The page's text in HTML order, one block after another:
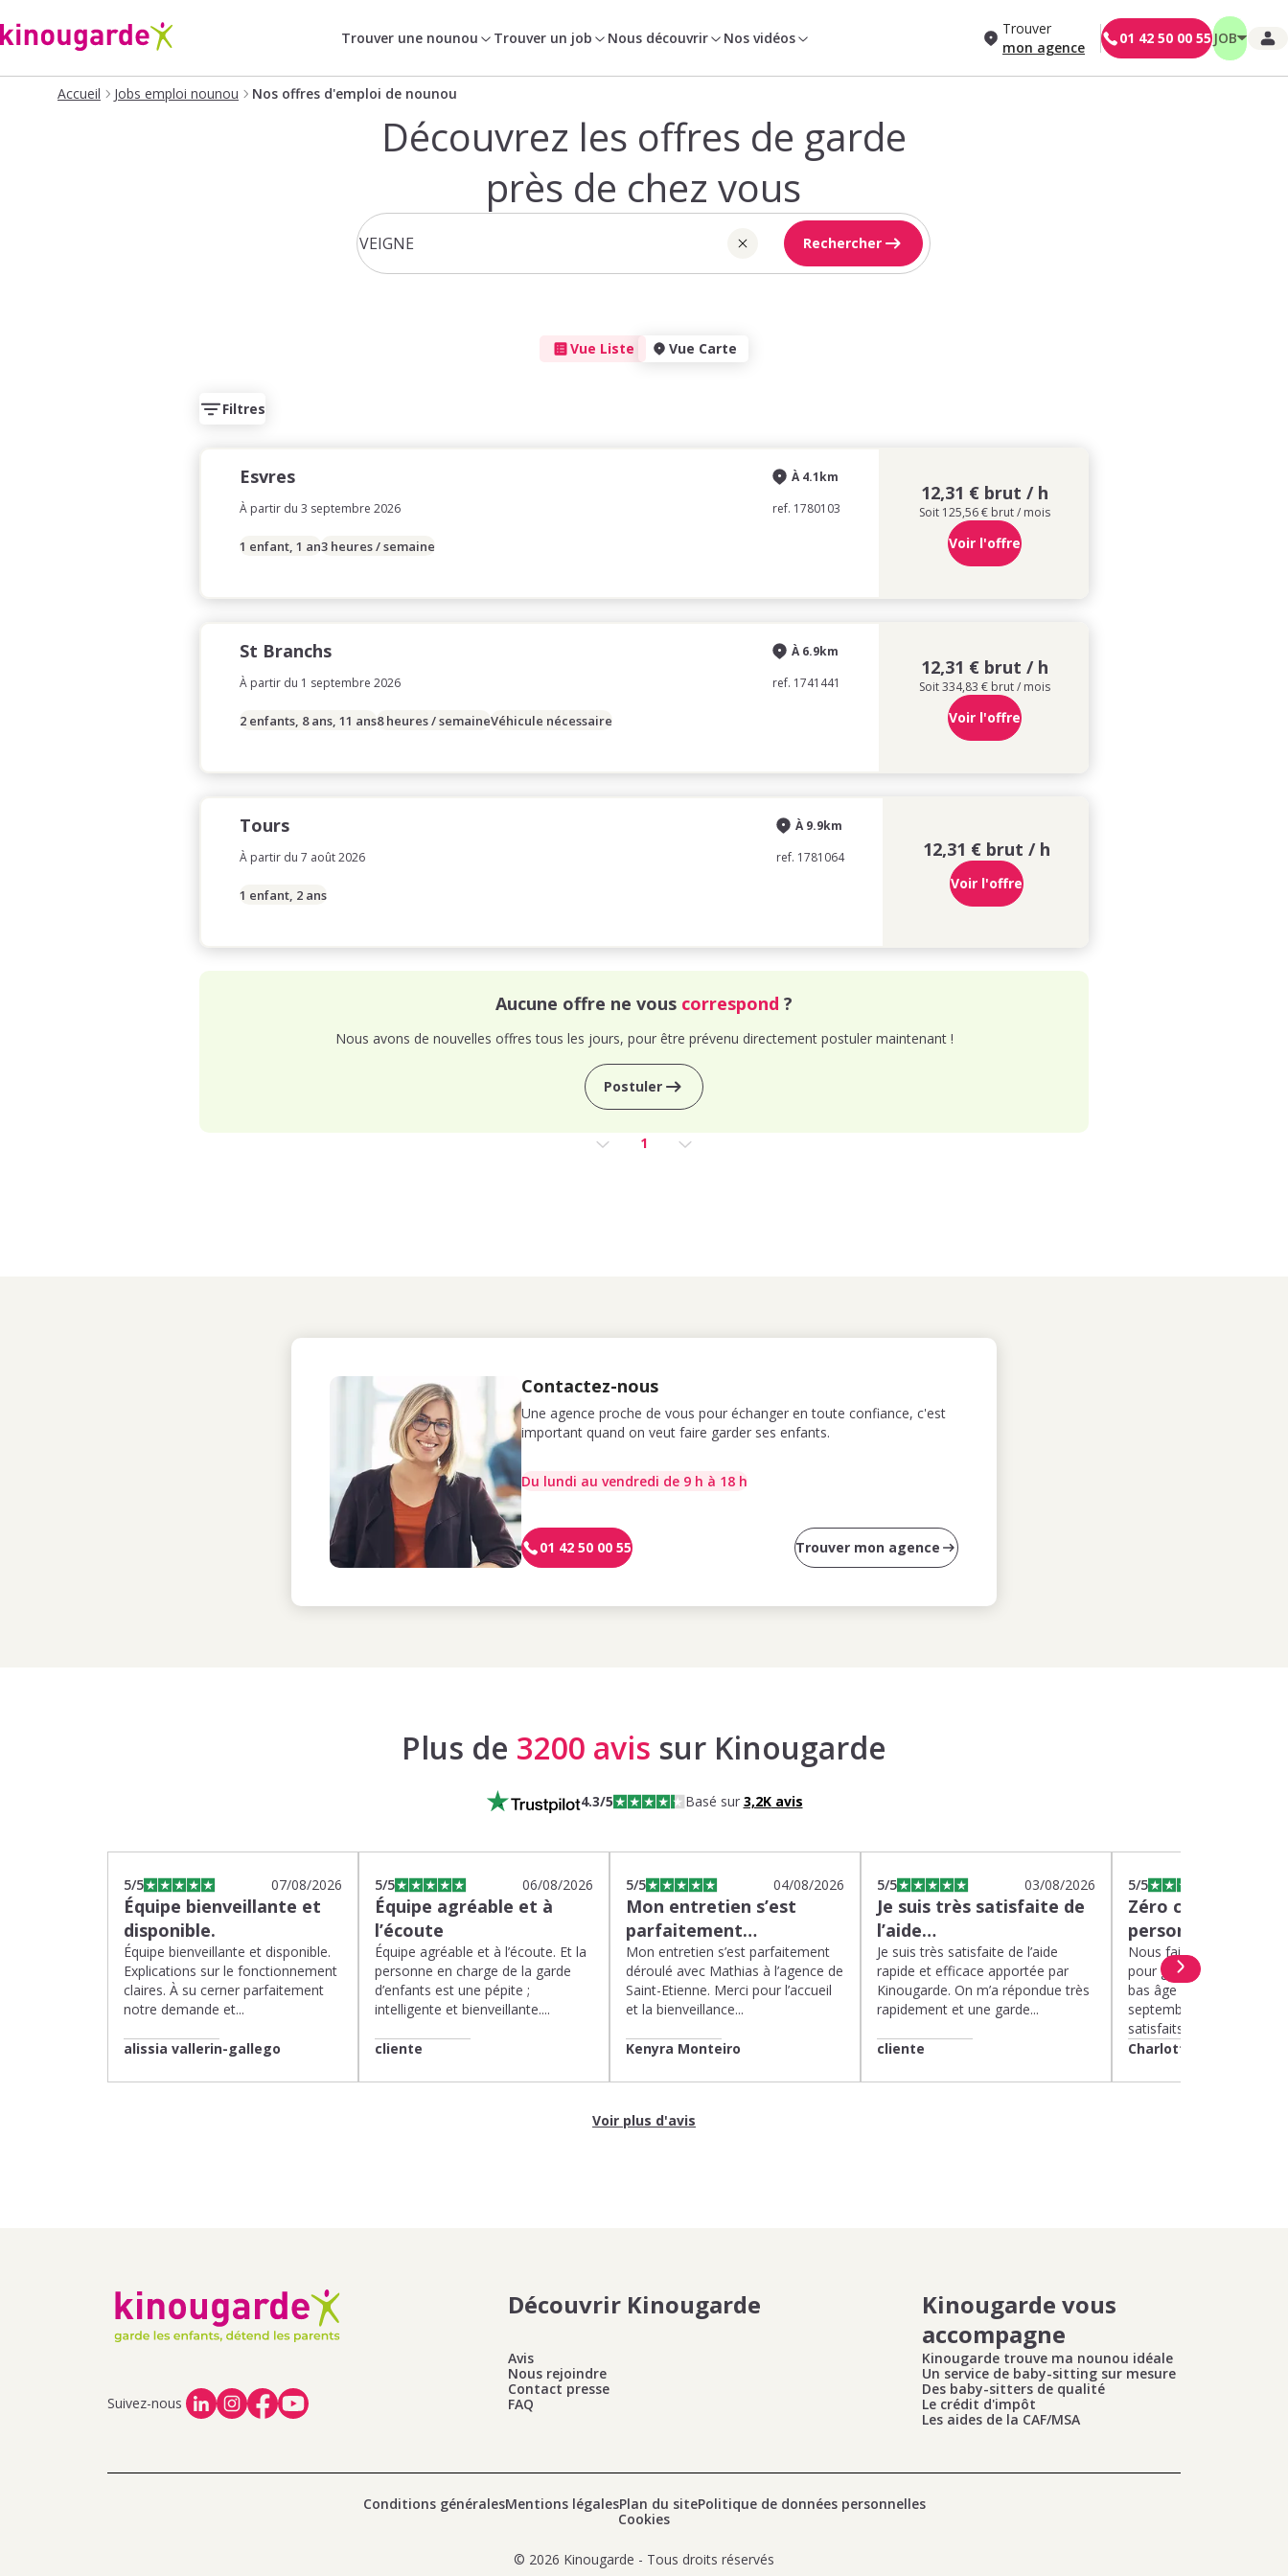
Trouver une nounou Trouver un job Nous découvrir Nos vidéos
Trouver
mon agence
01 42 50 00 55 JOB
Accueil Jobs emploi nounou Nos offres d'emploi de nounou
Découvrez les offres de garde
près de chez vous
Rechercher
Vue Liste Vue Carte
Filtres
Esvres
À partir du 3 septembre 2026
À 4.1km
ref. 1780103
1 enfant, 1 an3 heures / semaine
12,31 € brut / h
Soit 125,56 € brut / mois
Voir l'offre
St Branchs
À partir du 1 septembre 2026
À 6.9km
ref. 1741441
2 enfants, 8 ans, 11 ans8 heures / semaineVéhicule nécessaire
12,31 € brut / h
Soit 334,83 € brut / mois
Voir l'offre
Tours
À partir du 7 août 2026
À 9.9km
ref. 1781064
1 enfant, 2 ans
12,31 € brut / h
Voir l'offre
Aucune offre ne vous correspond ?
Nous avons de nouvelles offres tous les jours, pour être prévenu directement postuler maintenant !
Postuler
1
Contactez-nous
Une agence proche de vous pour échanger en toute confiance, c'est
important quand on veut faire garder ses enfants.
Du lundi au vendredi de 9 h à 18 h
01 42 50 00 55 Trouver mon agence
Plus de 3200 avis sur Kinougarde
4.3/5 Basé sur 3,2Kavis
5/5 07/08/2026
Équipe bienveillante et
disponible.
Équipe bienveillante et disponible.
Explications sur le fonctionnement
claires. À su cerner parfaitement
notre demande et...
alissia vallerin-gallego
5/5 06/08/2026
Équipe agréable et à
l’écoute
Équipe agréable et à l’écoute. Et la
personne en charge de la garde
d’enfants est une pépite ;
intelligente et bienveillante....
cliente
5/5 04/08/2026
Mon entretien s’est
parfaitement…
Mon entretien s’est parfaitement
déroulé avec Mathias à l’agence de
Saint-Etienne. Merci pour l’accueil
et la bienveillance...
Kenyra Monteiro
5/5 03/08/2026
Je suis très satisfaite de
l’aide…
Je suis très satisfaite de l’aide
rapide et efficace apportée par
Kinougarde. On m’a répondue très
rapidement et une garde...
cliente
5/5
Zéro charge
personnel de
Nous faisons appel à
pour garder nos deux
bas âge le mercredi
septembre 2025. Nous
satisfaits....
Charlotte
Voir plus d'avis
Suivez-nous
Découvrir Kinougarde
Avis
Nous rejoindre
Contact presse
FAQ
Kinougarde vous
accompagne
Kinougarde trouve ma nounou idéale
Un service de baby-sitting sur mesure
Des baby-sitters de qualité
Le crédit d'impôt
Les aides de la CAF/MSA
Conditions généralesMentions légalesPlan du sitePolitique de données personnelles
Cookies
© 2026 Kinougarde - Tous droits réservés